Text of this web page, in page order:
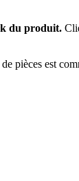
du produit.
pièces est